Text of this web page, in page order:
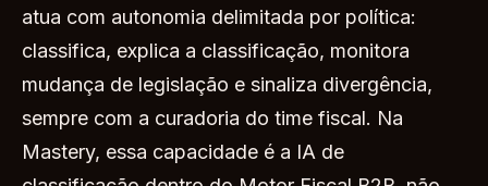
atua com autonomia delimitada por política:
classifica, explica a classificação, monitora
mudança de legislação e sinaliza divergência,
sempre com a curadoria do time fiscal. Na
Mastery, essa capacidade é a IA de